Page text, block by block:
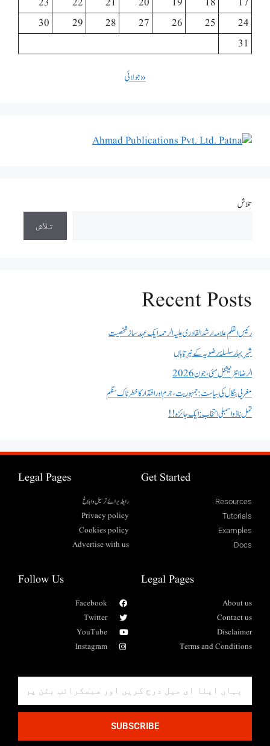
17
18
19
20
21
22
23
24
25
26
27
28
29
30
31
« جولائی
تلاش
تلاش
Recent Posts
رئیس القلم علامہ ارشد القادری علیہ الرحمہ ایک عہد ساز شخصیت
شیرِ بہار سلسلۂ رضویہ کے نیرِ تاباں
الرضا انٹر نیشنل مئی، جون 2026
مغربی بنگال کی سیاست:جمہوریت، جرم اور اقتدار کا خطرناک سنگم
تمل ناڈو اسمبلی انتخاب : ایک جائزہ !!
Get Started
Resources
Tutorials
Examples
Docs
Legal Pages
رابطہ برائے ترسیل وابلاغ
Privacy policy
Cookies policy
Advertise with us
Legal Pages
About us
Contact us
Disclaimer
Terms and Conditions
Follow Us
Facebook
Twitter
YouTube
Instagram
SUBSCRIBE